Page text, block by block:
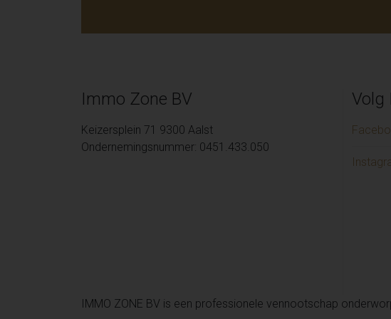
Immo Zone BV
Keizersplein 71 9300 Aalst
Ondernemingsnummer: 0451.433.050
Volg
IMMO ZONE BV is een professionele vennootschap